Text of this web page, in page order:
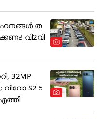
ത
വി2വി
32MP
S2 5